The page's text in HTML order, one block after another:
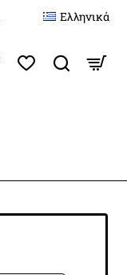
Ελληνικά